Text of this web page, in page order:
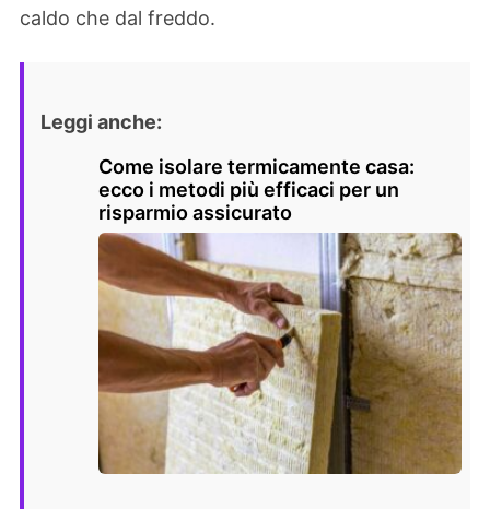
caldo che dal freddo.
Leggi anche:
Come isolare termicamente casa:
ecco i metodi più efficaci per un
risparmio assicurato